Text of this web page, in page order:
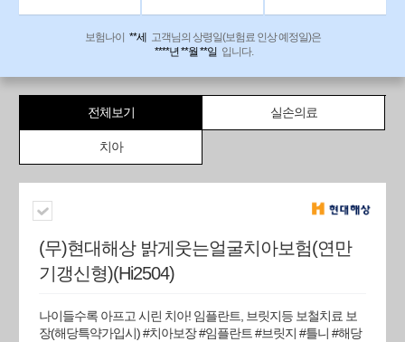
보험나이 **세
고객님의 상령일(보험료 인상 예정일)은
****년 **월 **일 입니다.
전체보기 실손의료
치아
(무)현대해상 밝게웃는얼굴치아보험(연만
기갱신형)(Hi2504)
나이들수록 아프고 시린 치아! 임플란트, 브릿지등 보철치료 보
장(해당특약가입시) #치아보장 #임플란트 #브릿지 #틀니 #해당